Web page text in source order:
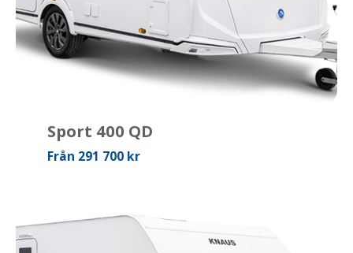
Sport 400 QD
Från 291 700 kr